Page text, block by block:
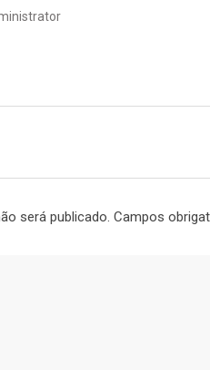
será publicado. Campos